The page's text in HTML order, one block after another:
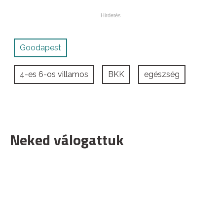
Goodapest
4-es 6-os villamos BKK egészség
Neked válogattuk